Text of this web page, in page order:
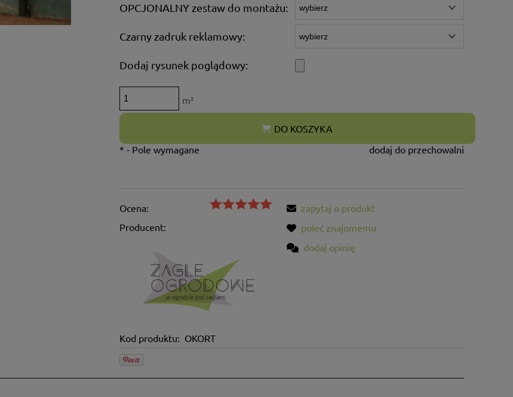
OPCJONALNY zestaw do montażu:
Czarny zadruk reklamowy:
Dodaj rysunek poglądowy:
m²
DO KOSZYKA
dodaj do przechowalni
* - Pole wymagane
Ocena:
Producent:
Kod produktu: OKORT
zapytaj o produkt
poleć znajomemu
dodaj opinię